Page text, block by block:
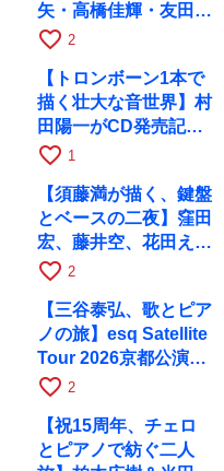
矢・高橋佳輝・友田ジ
ュンと9月28日にRAG
favorite_border 2
【トロンボーン1本で
描く壮大な音世界】村
田陽一がCD発売記念
ツアーで9月4日に京
favorite_border 1
【須藤満が描く、鍵盤
とベースの二夜】窪田
宏、藤井空、花田えみ
と京都RAGで共演
favorite_border 2
【三谷泰弘、歌とピア
ノの旅】esq Satellite
Tour 2026京都公演を
10月に開催
favorite_border 2
【祝15周年、チェロ
とピアノで紡ぐ二人